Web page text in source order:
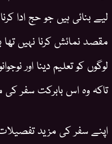
لیے بنائی ہیں جو حج ادا
مقصد نمائش کرنا نہیں
لوگوں کو تعلیم دینا اور
تاکہ وہ اس بابرکت سفر
اپنے سفر کی مزید